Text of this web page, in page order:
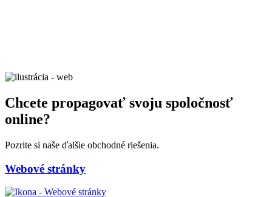
Chcete propagovať svoju spoločnosť
online?
Pozrite si naše ďalšie obchodné riešenia.
Webové stránky